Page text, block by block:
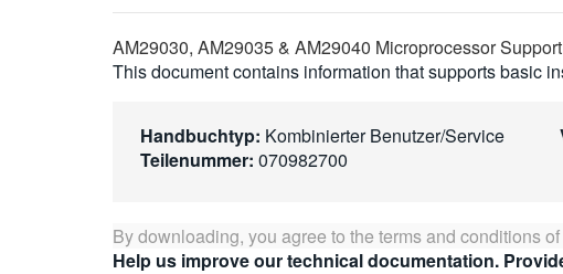
AM29030, AM29035 & AM29040 Microprocessor
This document contains information that supports basic
Handbuchtyp: Kombinierter Benutzer/Service
Teilenummer: 070982700
By downloading, you agree to the terms and conditions of
Help us improve our technical documentation.